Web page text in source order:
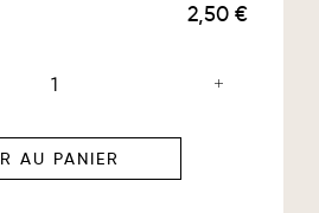
2,50 €
AU PANIER